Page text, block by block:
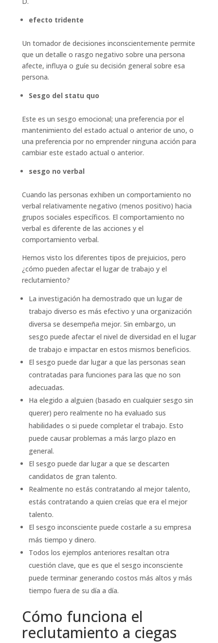
efecto tridente
Un tomador de decisiones inconscientemente permite
que un detalle o rasgo negativo sobre una persona
afecte, influya o guíe su decisión general sobre esa
persona.
Sesgo del statu quo
Este es un sesgo emocional; una preferencia por el
mantenimiento del estado actual o anterior de uno, o
una preferencia por no emprender ninguna acción para
cambiar este estado actual o anterior.
sesgo no verbal
Cuando las personas exhiben un comportamiento no
verbal relativamente negativo (menos positivo) hacia
grupos sociales específicos. El comportamiento no
verbal es diferente de las acciones y el
comportamiento verbal.
Hemos visto los diferentes tipos de prejuicios, pero
¿cómo pueden afectar el lugar de trabajo y el
reclutamiento?
La investigación ha demostrado que un lugar de
trabajo diverso es más efectivo y una organización
diversa se desempeña mejor. Sin embargo, un
sesgo puede afectar el nivel de diversidad en el lugar
de trabajo e impactar en estos mismos beneficios.
El sesgo puede dar lugar a que las personas sean
contratadas para funciones para las que no son
adecuadas.
Ha elegido a alguien (basado en cualquier sesgo sin
querer) pero realmente no ha evaluado sus
habilidades o si puede completar el trabajo. Esto
puede causar problemas a más largo plazo en
general.
El sesgo puede dar lugar a que se descarten
candidatos de gran talento.
Realmente no estás contratando al mejor talento,
estás contratando a quien creías que era el mejor
talento.
El sesgo inconsciente puede costarle a su empresa
más tiempo y dinero.
Todos los ejemplos anteriores resaltan otra
cuestión clave, que es que el sesgo inconsciente
puede terminar generando costos más altos y más
tiempo fuera de su día a día.
Cómo funciona el
reclutamiento a ciegas